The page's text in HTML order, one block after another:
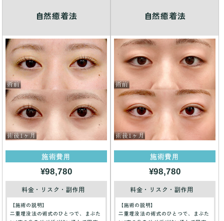
自然癒着法
施術費用
¥98,780
料金・リスク・副作用
【施術の説明】
二重埋没法の術式のひとつで、まぶた
自然癒着法
施術費用
¥98,780
料金・リスク・副作用
【施術の説明】
二重埋没法の術式のひとつで、まぶた